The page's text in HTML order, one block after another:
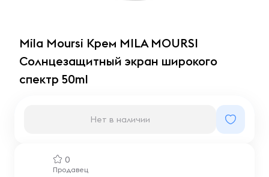
Mila Moursi Крем MILA MOURSI
Солнцезащитный экран широкого
спектр 50ml
0
Продавец
Нет в наличии